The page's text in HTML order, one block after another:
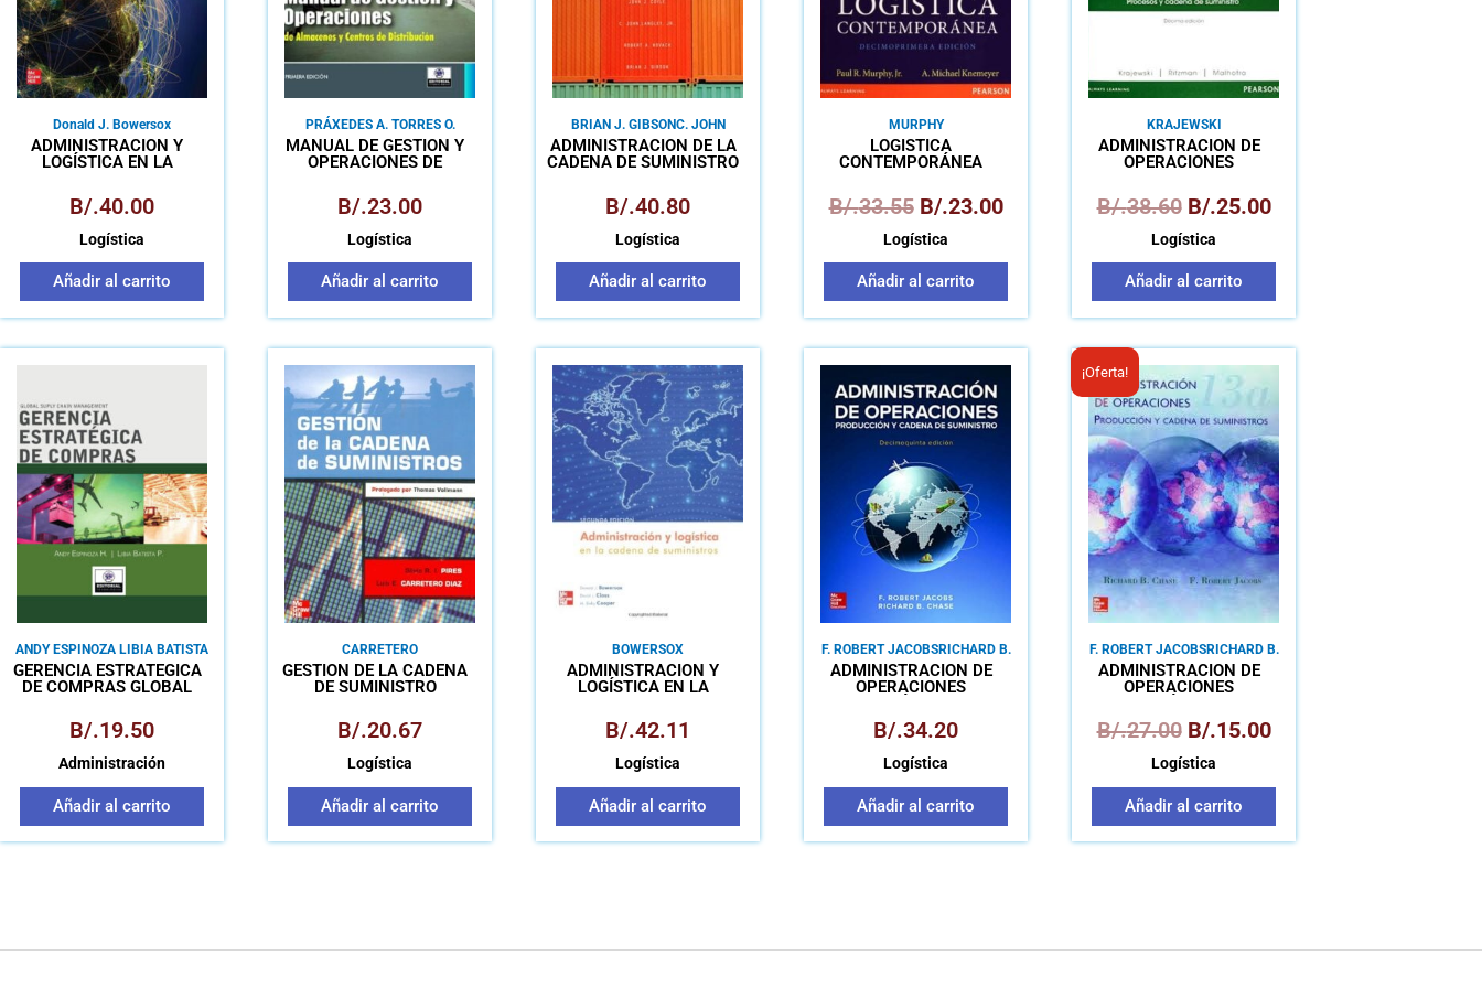
Donald J. Bowersox
ADMINISTRACIÓN Y
LOGÍSTICA EN LA
SUMINISTROS
B/.40.00
Logística
Añadir al carrito
PRÁXEDES A. TORRES O.
MANUAL DE GESTIÓN Y
OPERACIONES DE
DE DISTRIBUCIÓN
B/.23.00
Logística
Añadir al carrito
BRIAN J. GIBSONC. JOHN
LANGLEY JR.JOHN J.
COYLEROBERT A. NOVACK
ADMINISTRACIÓN DE LA
CADENA DE SUMINISTRO
LOGÍSTICA
B/.40.80
Logística
Añadir al carrito
MURPHY
LOGÍSTICA
CONTEMPORÁNEA
B/.33.55 B/.23.00
Logística
Añadir al carrito
KRAJEWSKI
ADMINISTRACIÓN DE
OPERACIONES
B/.38.60 B/.25.00
Logística
Añadir al carrito
ANDY ESPINOZA LIBIA BATISTA
GERENCIA ESTRATÉGICA
DE COMPRAS GLOBAL
MANAGEMENT
B/.19.50
Administración
Añadir al carrito
CARRETERO
GESTIÓN DE LA CADENA
DE SUMINISTRO
B/.20.67
Logística
Añadir al carrito
BOWERSOX
ADMINISTRACIÓN Y
LOGÍSTICA EN LA
B/.42.11
Logística
Añadir al carrito
F. ROBERT JACOBSRICHARD B.
CHASE
ADMINISTRACIÓN DE
OPERACIONES
DE SUMINISTRO
B/.34.20
Logística
Añadir al carrito
¡Oferta!
F. ROBERT JACOBSRICHARD B.
CHASE
ADMINISTRACIÓN DE
OPERACIONES
DE SUMINISTROS
B/.27.00
El
precio
original
era:
B/.27.00.
B/.15.00
El
precio
actual
es:
B/.15.00.
Logística
Añadir al carrito